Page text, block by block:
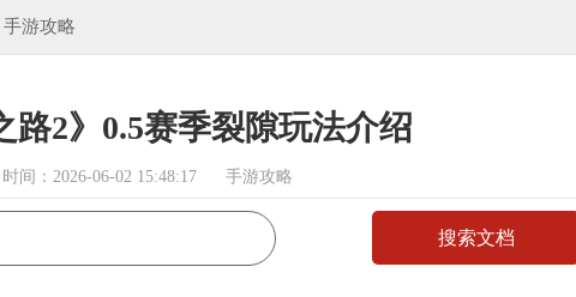
手游攻略
路2》0.5赛季裂隙玩法介绍
时间：2026-06-02 15:48:17 手游攻略